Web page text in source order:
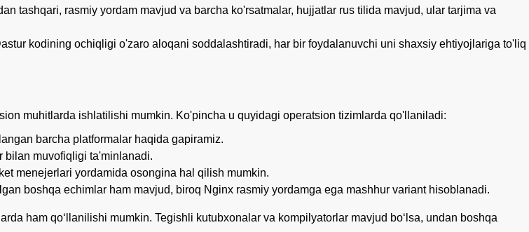
tashqari, rasmiy yordam mavjud va barcha ko'rsatmalar, hujjatlar rus tilida mavjud, ular tarjima va
kodining ochiqligi o'zaro aloqani soddalashtiradi, har bir foydalanuvchi uni shaxsiy ehtiyojlariga to'liq
muhitlarda ishlatilishi mumkin. Ko'pincha u quyidagi operatsion tizimlarda qo'llaniladi:
barcha platformalar haqida gapiramiz.
bilan muvofiqligi ta'minlanadi.
menejerlari yordamida osongina hal qilish mumkin.
boshqa echimlar ham mavjud, biroq Nginx rasmiy yordamga ega mashhur variant hisoblanadi.
ham qoʻllanilishi mumkin. Tegishli kutubxonalar va kompilyatorlar mavjud boʻlsa, undan boshqa